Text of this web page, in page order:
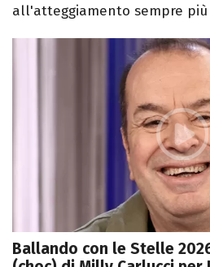
all'atteggiamento sempre
Ballando con le Stelle